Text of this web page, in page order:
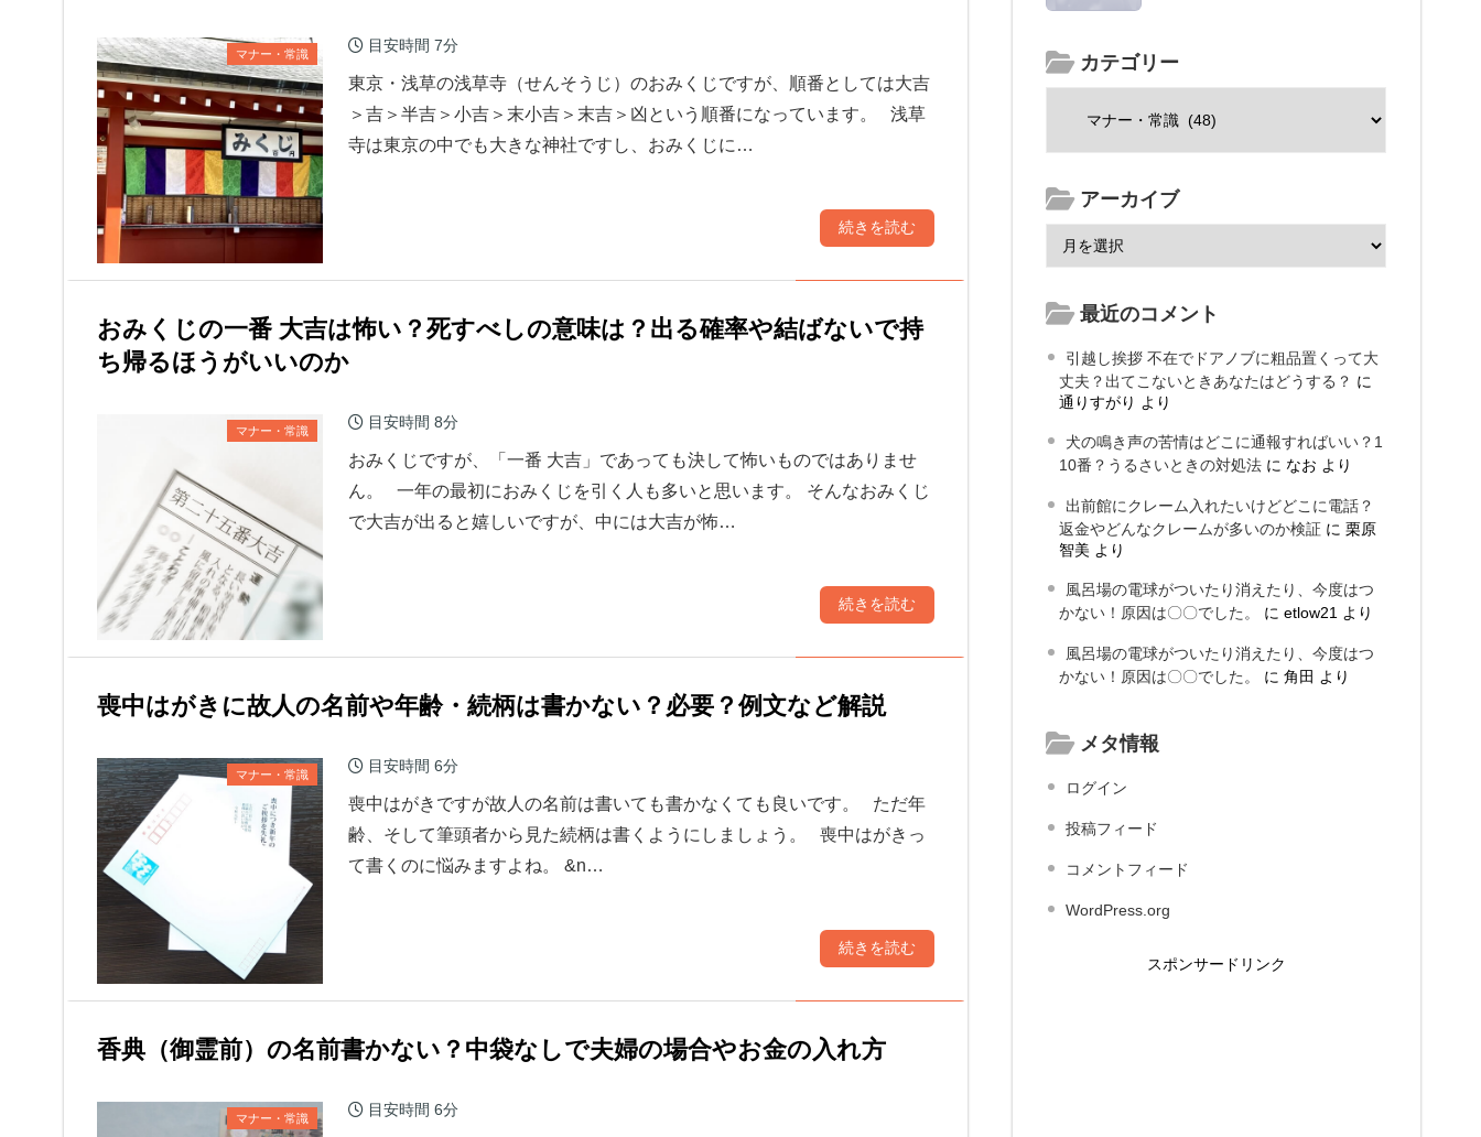
マナー・常識 目安時間 7分
東京・浅草の浅草寺（せんそうじ）のおみくじですが、順番としては大吉
＞吉＞半吉＞小吉＞末小吉＞末吉＞凶という順番になっています。 浅草
寺は東京の中でも大きな神社ですし、おみくじに…
続きを読む
おみくじの一番 大吉は怖い？死すべしの意味は？出る確率や結ばないで持
ち帰るほうがいいのか
マナー・常識 目安時間 8分
おみくじですが、「一番 大吉」であっても決して怖いものではありませ
ん。 一年の最初におみくじを引く人も多いと思います。 そんなおみくじ
で大吉が出ると嬉しいですが、中には大吉が怖…
続きを読む
喪中はがきに故人の名前や年齢・続柄は書かない？必要？例文など解説
マナー・常識 目安時間 6分
喪中はがきですが故人の名前は書いても書かなくても良いです。 ただ年
齢、そして筆頭者から見た続柄は書くようにしましょう。 喪中はがきっ
て書くのに悩みますよね。 &n…
続きを読む
香典（御霊前）の名前書かない？中袋なしで夫婦の場合やお金の入れ方
マナー・常識 目安時間 6分
カテゴリー
アーカイブ
最近のコメント
引越し挨拶 不在でドアノブに粗品置くって大
丈夫？出てこないときあなたはどうする？ に
通りすがり より
犬の鳴き声の苦情はどこに通報すればいい？1
10番？うるさいときの対処法 に なお より
出前館にクレーム入れたいけどどこに電話？
返金やどんなクレームが多いのか検証 に 栗原
智美 より
風呂場の電球がついたり消えたり、今度はつ
かない！原因は〇〇でした。
に etlow21 より
風呂場の電球がついたり消えたり、今度はつ
かない！原因は〇〇でした。
に 角田 より
メタ情報
ログイン
投稿フィード
コメントフィード
WordPress.org
スポンサードリンク